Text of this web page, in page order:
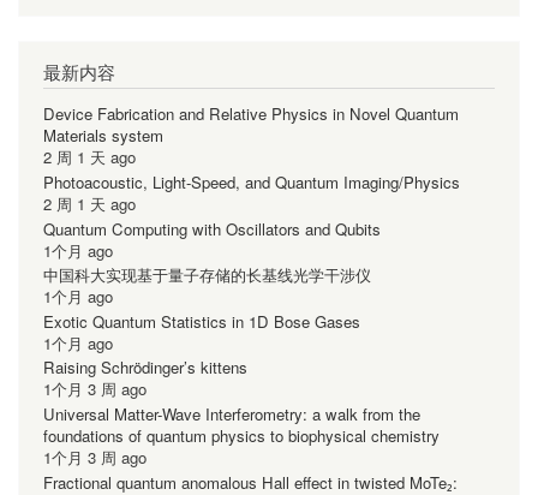
最新内容
Device Fabrication and Relative Physics in Novel Quantum
Materials system
2 周 1 天 ago
Photoacoustic, Light-Speed, and Quantum Imaging/Physics
2 周 1 天 ago
Quantum Computing with Oscillators and Qubits
1个月 ago
中国科大实现基于量子存储的长基线光学干涉仪
1个月 ago
Exotic Quantum Statistics in 1D Bose Gases
1个月 ago
Raising Schrödinger’s kittens
1个月 3 周 ago
Universal Matter-Wave Interferometry: a walk from the
foundations of quantum physics to biophysical chemistry
1个月 3 周 ago
Fractional quantum anomalous Hall effect in twisted MoTe₂: